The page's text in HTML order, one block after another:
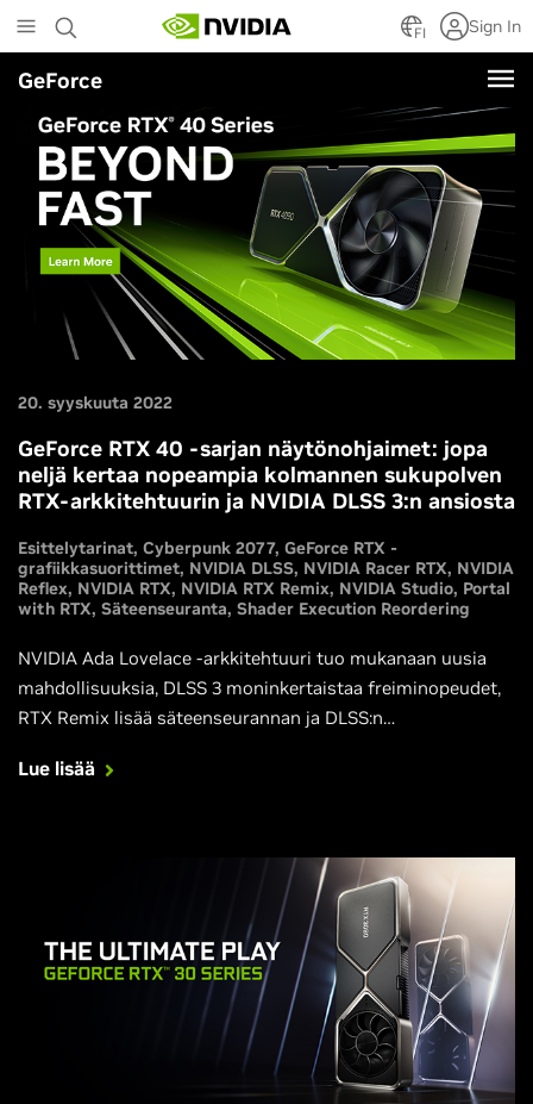
to
main
content
FI Sign In
GeForce
20. syyskuuta 2022
GeForce RTX 40 -sarjan näytönohjaimet: jopa
neljä kertaa nopeampia kolmannen sukupolven
RTX-arkkitehtuurin ja NVIDIA DLSS 3:n ansiosta
Esittelytarinat Cyberpunk 2077 GeForce RTX -
grafiikkasuorittimet NVIDIA DLSS NVIDIA Racer RTX NVIDIA
Reflex NVIDIA RTX NVIDIA RTX Remix NVIDIA Studio Portal
with RTX Säteenseuranta Shader Execution Reordering
NVIDIA Ada Lovelace -arkkitehtuuri tuo mukanaan uusia
mahdollisuuksia, DLSS 3 moninkertaistaa freiminopeudet,
RTX Remix lisää säteenseurannan ja DLSS:n
RTX 4080 -grafiikkasuorittimemme antavat tarvittavan
Lue lisää